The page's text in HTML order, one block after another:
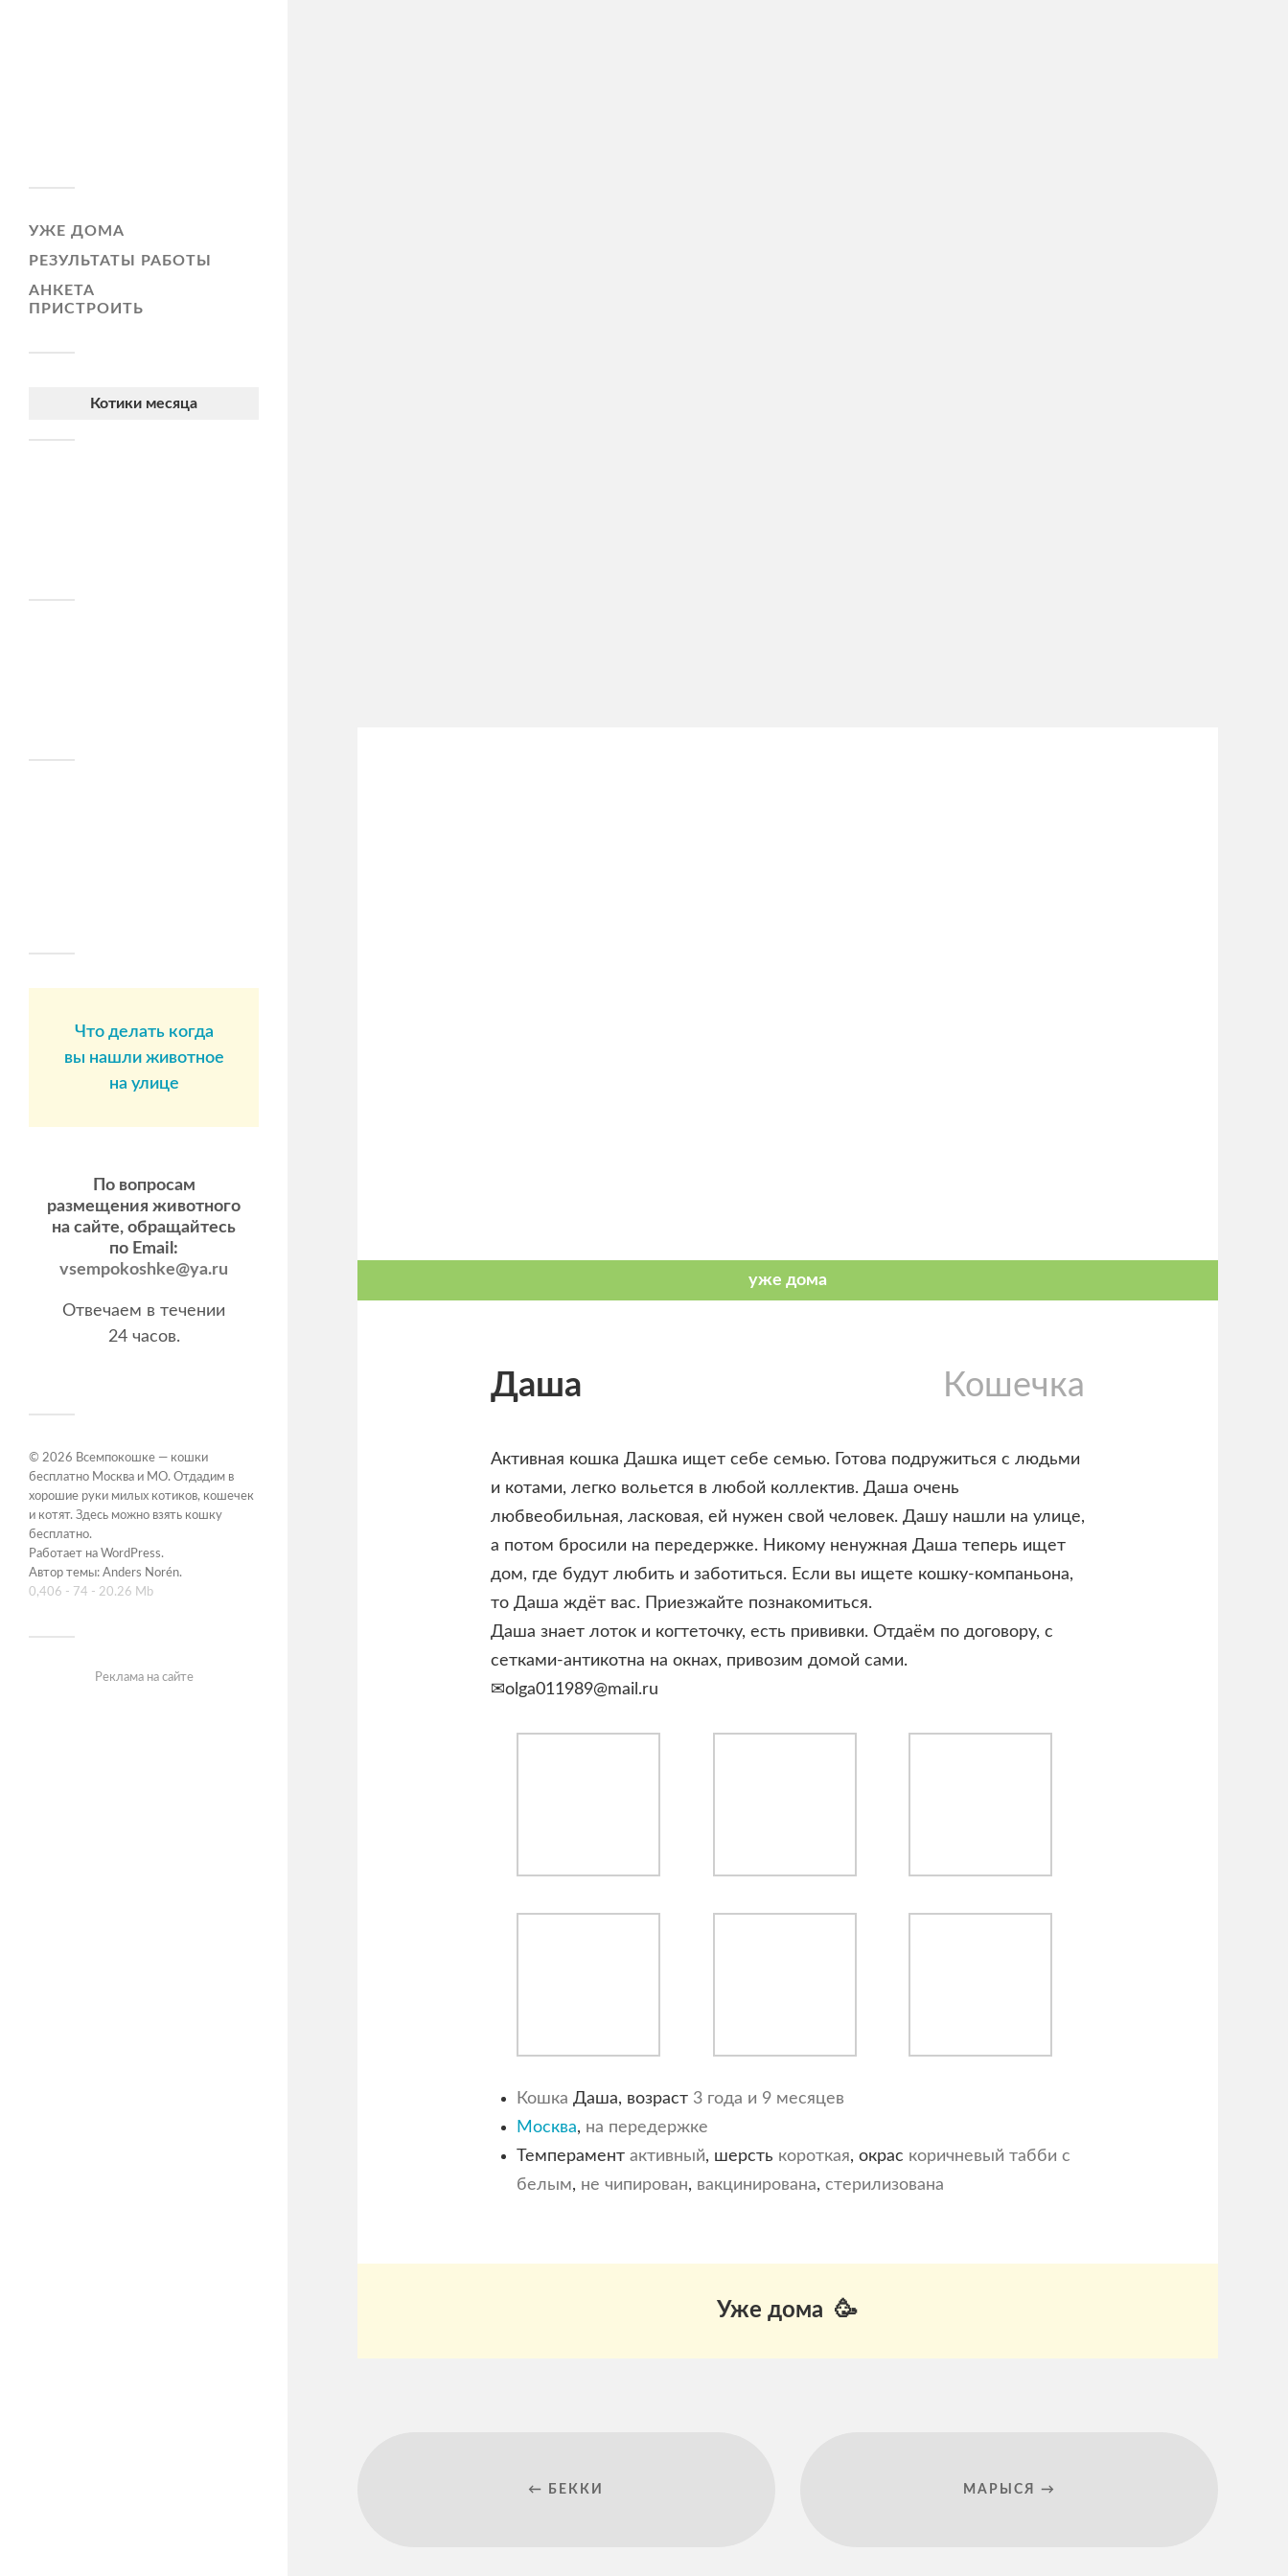
УЖЕ ДОМА
РЕЗУЛЬТАТЫ РАБОТЫ
АНКЕТА
ПРИСТРОИТЬ
Котики месяца
Что делать когда
вы нашли животное
на улице
По вопросам
размещения животного
на сайте, обращайтесь
по Email:
vsempokoshke@ya.ru
Отвечаем в течении
24 часов.
© 2026 Всемпокошке — кошки
бесплатно Москва и МО. Отдадим в
хорошие руки милых котиков, кошечек
и котят. Здесь можно взять кошку
бесплатно.
Работает на WordPress.
Автор темы: Anders Norén.
0,406 - 74 - 20.26 Mb
Реклама на сайте
Кошечка
Даша
Активная кошка Дашка ищет себе семью. Готова подружиться с людьми
и котами, легко вольется в любой коллектив. Даша очень
любвеобильная, ласковая, ей нужен свой человек. Дашу нашли на улице,
а потом бросили на передержке. Никому ненужная Даша теперь ищет
дом, где будут любить и заботиться. Если вы ищете кошку-компаньона,
то Даша ждёт вас. Приезжайте познакомиться.
Даша знает лоток и когтеточку, есть прививки. Отдаём по договору, с
сетками-антикотна на окнах, привозим домой сами.
✉olga011989@mail.ru
Кошка Даша, возраст 3 года и 9 месяцев
Москва, на передержке
Темперамент активный, шерсть короткая, окрас коричневый табби с
белым, не чипирован, вакцинирована, стерилизована
Уже дома 🥳
← БЕККИ МАРЫСЯ →